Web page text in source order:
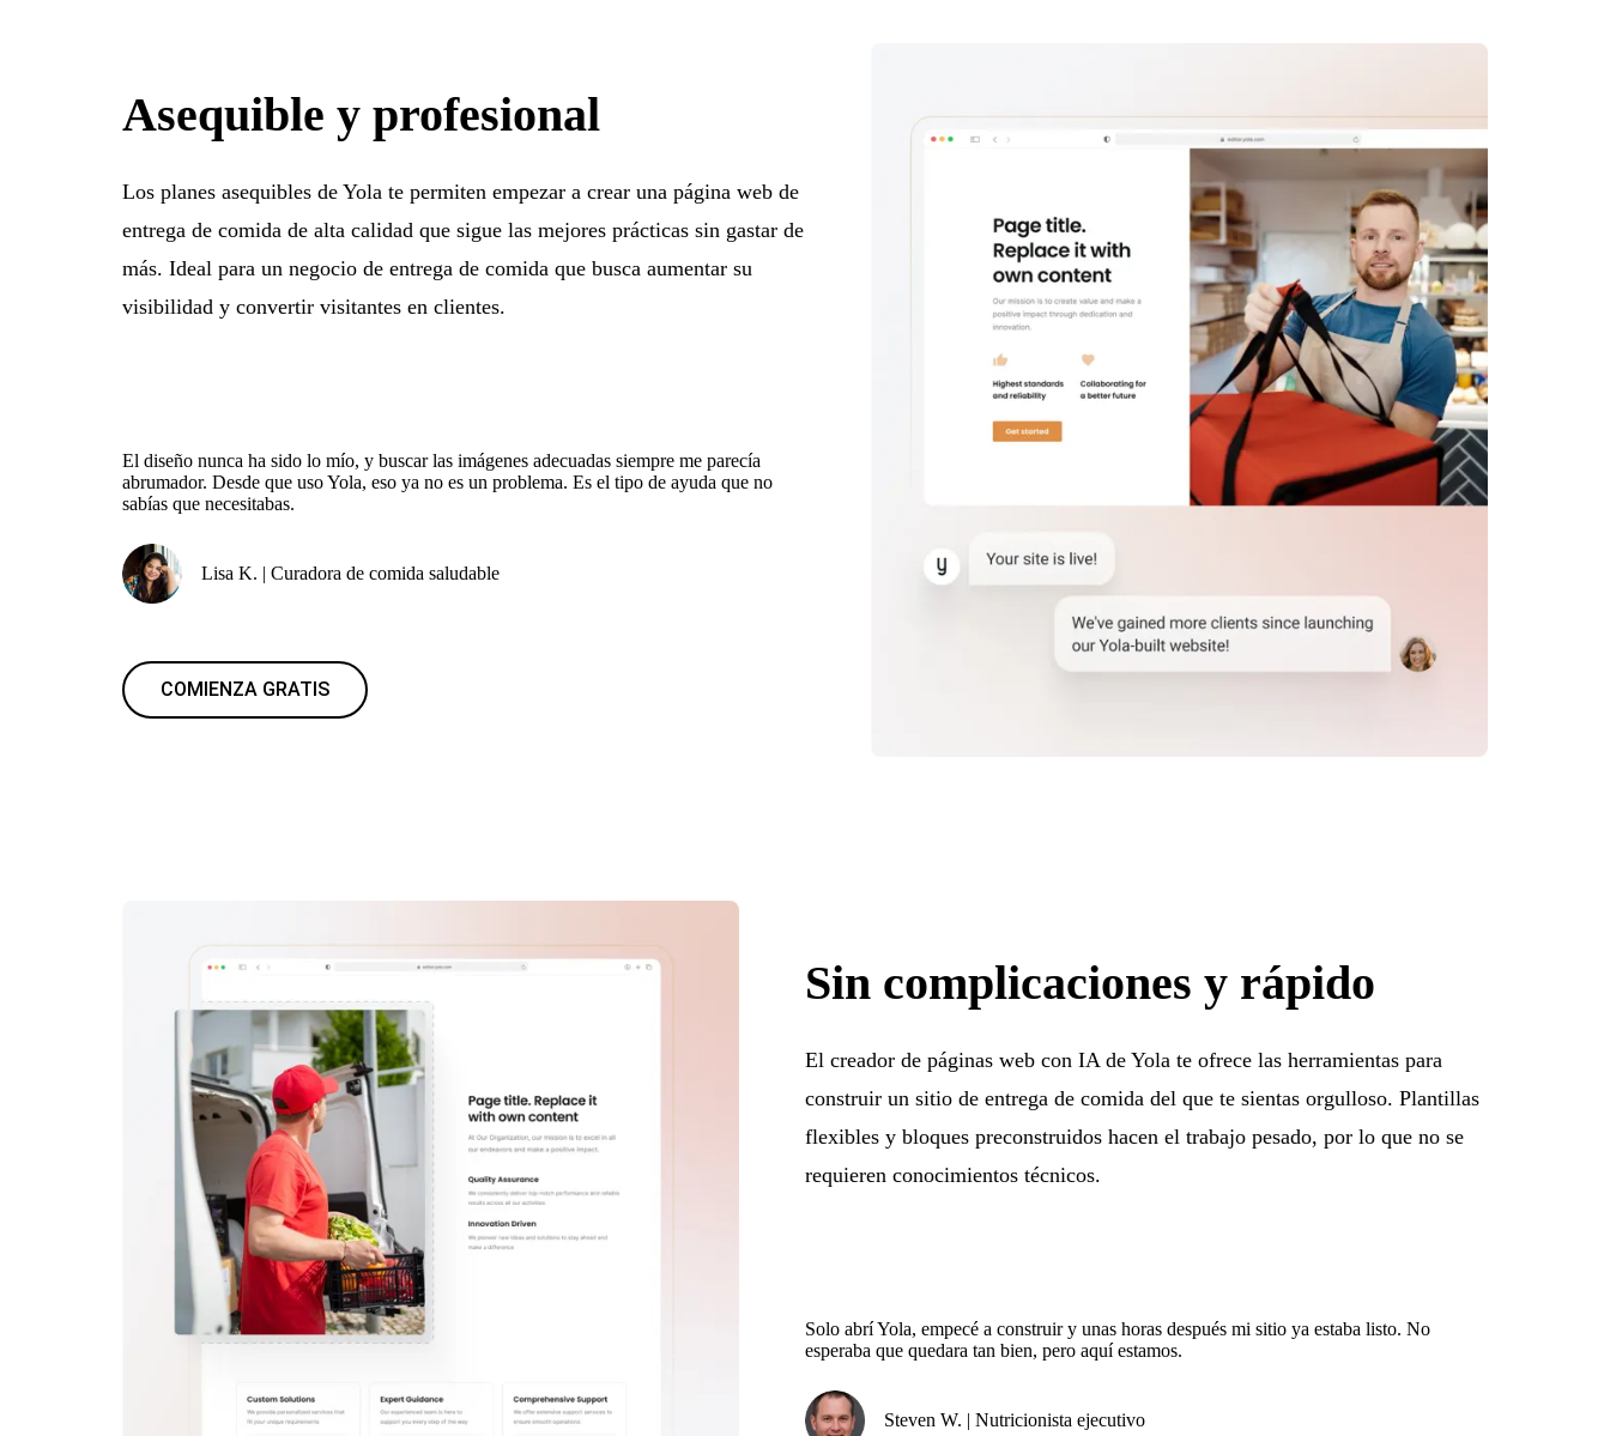
Asequible y profesional
Los planes asequibles de Yola te permiten empezar a crear una página web de
entrega de comida de alta calidad que sigue las mejores prácticas sin gastar de
más. Ideal para un negocio de entrega de comida que busca aumentar su
visibilidad y convertir visitantes en clientes.
El diseño nunca ha sido lo mío, y buscar las imágenes adecuadas siempre me parecía
abrumador. Desde que uso Yola, eso ya no es un problema. Es el tipo de ayuda que no
sabías que necesitabas.
Lisa K. | Curadora de comida saludable
COMIENZA GRATIS
Sin complicaciones y rápido
El creador de páginas web con IA de Yola te ofrece las herramientas para
construir un sitio de entrega de comida del que te sientas orgulloso. Plantillas
flexibles y bloques preconstruidos hacen el trabajo pesado, por lo que no se
requieren conocimientos técnicos.
Solo abrí Yola, empecé a construir y unas horas después mi sitio ya estaba listo. No
esperaba que quedara tan bien, pero aquí estamos.
Steven W. | Nutricionista ejecutivo